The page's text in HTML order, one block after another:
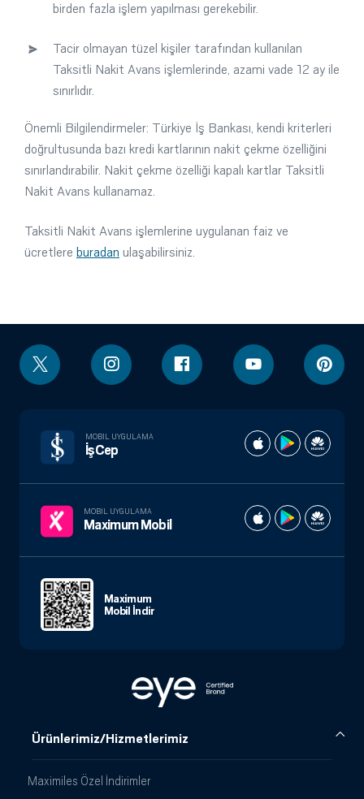
birden fazla işlem yapılması gerekebilir.
Tacir olmayan tüzel kişiler tarafından kullanılan
Taksitli Nakit Avans işlemlerinde, azami vade 12 ay ile
sınırlıdır.
Önemli Bilgilendirmeler: Türkiye İş Bankası, kendi kriterleri
doğrultusunda bazı kredi kartlarının nakit çekme özelliğini
sınırlandırabilir. Nakit çekme özelliği kapalı kartlar Taksitli
Nakit Avans kullanamaz.
Taksitli Nakit Avans işlemlerine uygulanan faiz ve
ücretlere buradan ulaşabilirsiniz.
Ürünlerimiz/Hizmetlerimiz
Maximiles Özel İndirimler
MOBIL UYGULAMA
İşCep
MOBIL UYGULAMA
Maximum Mobil
Maximum
Mobil İndir